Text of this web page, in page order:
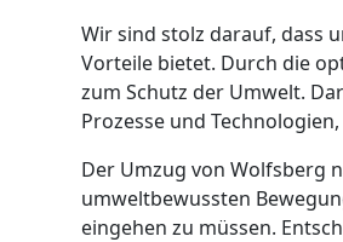
Wir sind stolz darauf, dass
Vorteile bietet. Durch die
zum Schutz der Umwelt.
Prozesse und
Der Umzug von Wolfsberg
umweltbewussten
eingehen zu müssen.